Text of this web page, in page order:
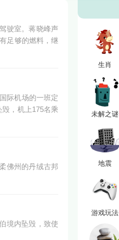
驶室。蒋晓峰声
足够的燃料，继
际机场的一班定
，机上175名乘
佛州的丹绒古邦
境内坠毁，致使
生肖
未解之谜
地震
游戏玩法